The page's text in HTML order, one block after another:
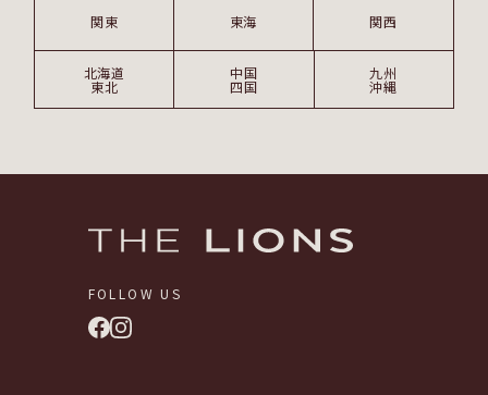
関東 東海 関西
北海道
東北
中国
四国
九州
沖縄
FOLLOW US